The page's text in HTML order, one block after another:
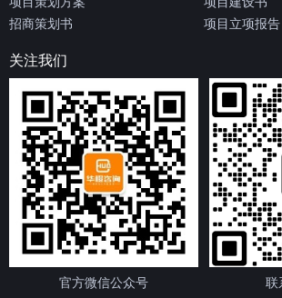
招商策划书
项目立项报告
关注我们
官方微信公众号 联